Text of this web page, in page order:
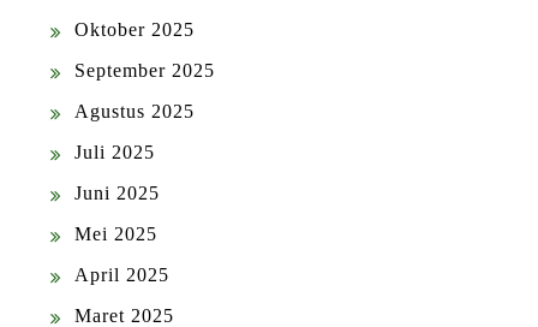
Oktober 2025
September 2025
Agustus 2025
Juli 2025
Juni 2025
Mei 2025
April 2025
Maret 2025